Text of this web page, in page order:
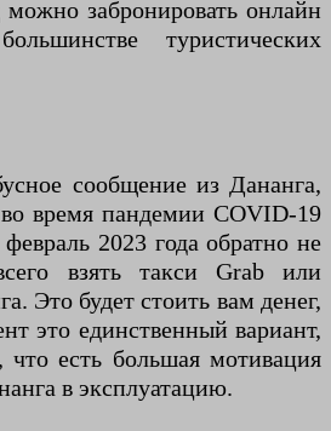
забронировать онлайн
туристических
сообщение из Дананга,
время пандемии COVID-19
2023 года обратно не
взять такси Grab или
Это будет стоить вам денег,
это единственный вариант,
есть большая мотивация
в эксплуатацию.